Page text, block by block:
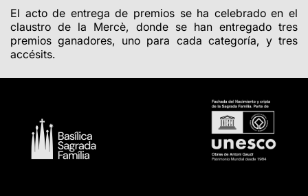
El acto de entrega de premios se ha celebrado en el
claustro de la Mercè, donde se han entregado tres
premios ganadores, uno para cada categoría, y tres
accésits.